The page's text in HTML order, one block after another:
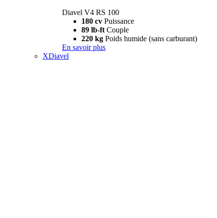
Diavel V4 RS 100
180 cv Puissance
89 lb-ft Couple
220 kg Poids humide (sans carburant)
En savoir plus
XDiavel